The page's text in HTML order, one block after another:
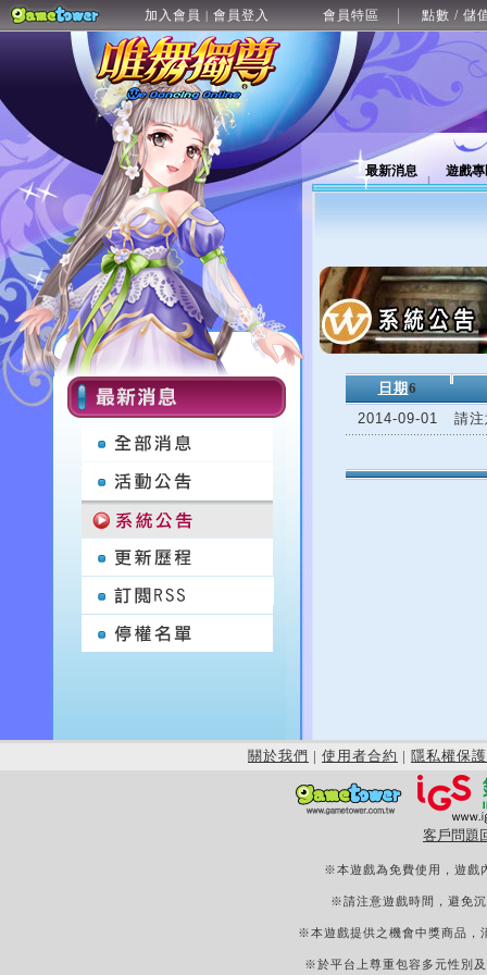
加入會員 | 會員登入 會員特區 點數 / 儲
最新消息 遊戲
日期 6
2014-09-01
請
關於我們 | 使用者合約 | 隱私權保護
客戶問題
※本遊戲為免費使用，遊戲
※請注意遊戲時間，避免
※本遊戲提供之機會中獎商品，
※於平台上尊重包容多元性別